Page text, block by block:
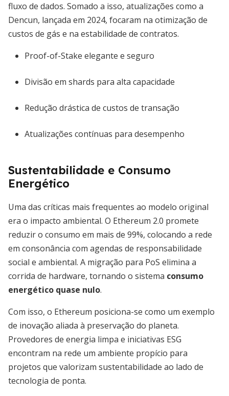
fluxo de dados. Somado a isso, atualizações como a
Dencun, lançada em 2024, focaram na otimização de
custos de gás e na estabilidade de contratos.
Proof-of-Stake elegante e seguro
Divisão em shards para alta capacidade
Redução drástica de custos de transação
Atualizações contínuas para desempenho
Sustentabilidade e Consumo
Energético
Uma das críticas mais frequentes ao modelo original
era o impacto ambiental. O Ethereum 2.0 promete
reduzir o consumo em mais de 99%, colocando a rede
em consonância com agendas de responsabilidade
social e ambiental. A migração para PoS elimina a
corrida de hardware, tornando o sistema consumo
energético quase nulo.
Com isso, o Ethereum posiciona-se como um exemplo
de inovação aliada à preservação do planeta.
Provedores de energia limpa e iniciativas ESG
encontram na rede um ambiente propício para
projetos que valorizam sustentabilidade ao lado de
tecnologia de ponta.